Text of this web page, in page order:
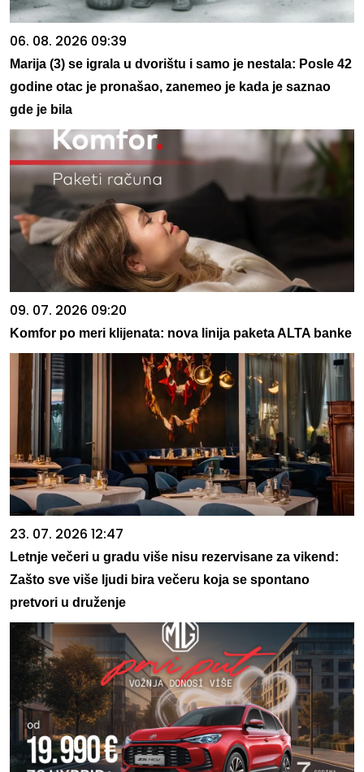
06. 08. 2026 09:39
Marija (3) se igrala u dvorištu i samo je nestala: Posle 42
godine otac je pronašao, zanemeo je kada je saznao
gde je bila
09. 07. 2026 09:20
Komfor po meri klijenata: nova linija paketa ALTA banke
23. 07. 2026 12:47
Letnje večeri u gradu više nisu rezervisane za vikend:
Zašto sve više ljudi bira večeru koja se spontano
pretvori u druženje